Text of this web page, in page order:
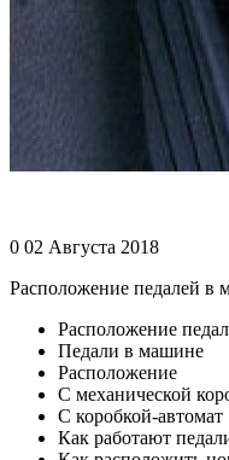
0 02 Августа 2018
Расположение педалей в
Расположение
Педали в машине
Расположение
С механической
С коробкой-автомат
Как работают